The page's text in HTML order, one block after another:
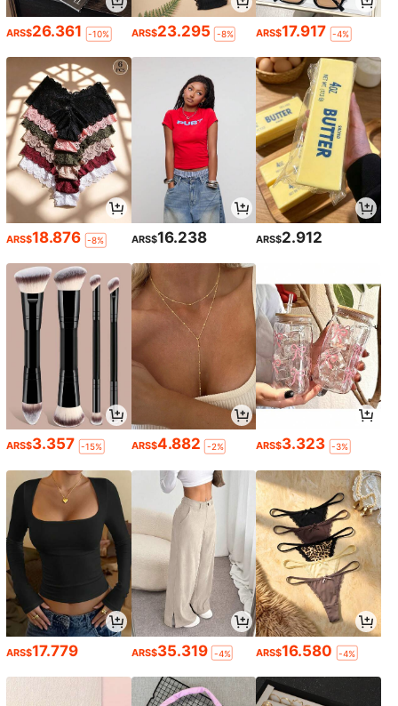
ARS$26.361 -10% ARS$23.295 -8% ARS$17.917 -4%
ARS$18.876 -8% ARS$16.238 ARS$2.912
ARS$3.357 -15% ARS$4.882 -2% ARS$3.323 -3%
ARS$17.779 ARS$35.319 -4% ARS$16.580 -4%